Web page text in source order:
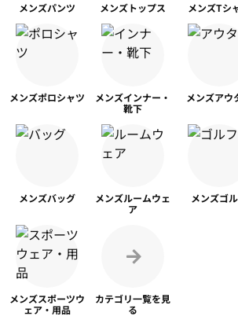
メンズパンツ メンズトップス メンズTシ
メンズポロシャツ メンズインナー・
靴下
メンズアウ
メンズバッグ メンズルームウェ
ア
メンズゴ
メンズスポーツウ
ェア・用品
カテゴリ一覧を見
る